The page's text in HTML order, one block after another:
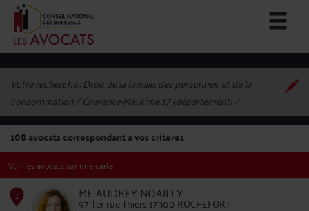
Votre recherche :Droit de la famille, des personnes, et de la
consommation / Charente-Maritime 17 (département)
108avocats correspondant à vos critères
Voir les avocats sur une carte
ME AUDREY NOAILLY
97 Ter rue Thiers 17300 ROCHEFORT